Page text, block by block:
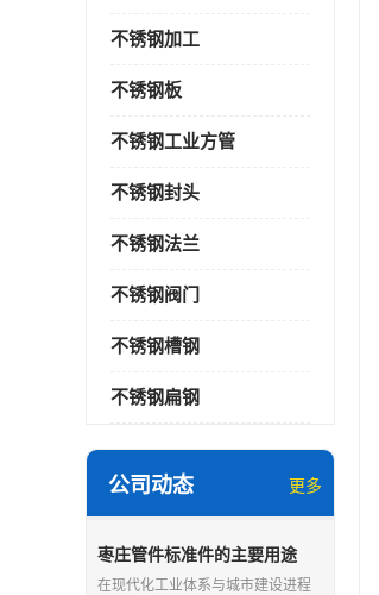
不锈钢加工
不锈钢板
不锈钢工业方管
不锈钢封头
不锈钢法兰
不锈钢阀门
不锈钢槽钢
不锈钢扁钢
公司动态 更多
枣庄管件标准件的主要用途
在现代化工业体系与城市建设进程